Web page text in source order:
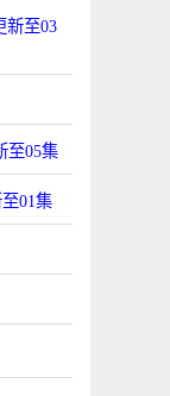
新至03
至05集
01集